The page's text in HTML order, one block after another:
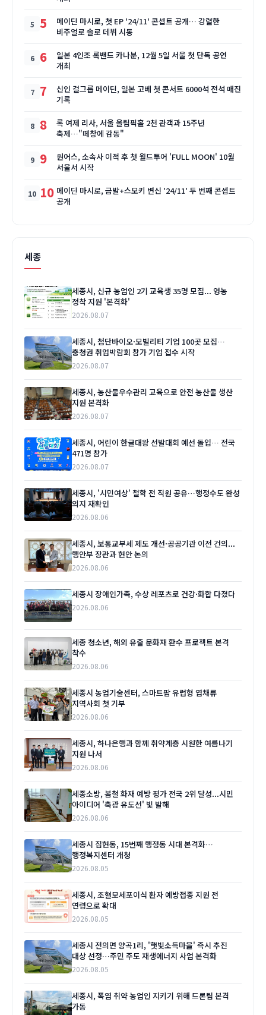
5
메이딘 마시로, 첫 EP '24/11' 콘셉트 공개… 강렬한
비주얼로 솔로 데뷔 시동
6
일본 4인조 록밴드 카나분, 12월 5일 서울 첫 단독 공연
개최
7
신인 걸그룹 메이딘, 일본 고베 첫 콘서트 6000석 전석 매진
기록
8
록 여제 리사, 서울 올림픽홀 2천 관객과 15주년
축제…"떼창에 감동"
9
원어스, 소속사 이적 후 첫 월드투어 'FULL MOON' 10월
서울서 시작
10 메이딘 마시로, 금발+스모키 변신 '24/11' 두 번째 콘셉트
공개
세종
세종시, 신규 농업인 2기 교육생 35명 모집... 영농
정착 지원 '본격화'
2026.08.07
세종시, 첨단바이오·모빌리티 기업 100곳 모집…
충청권 취업박람회 참가 기업 접수 시작
2026.08.07
세종시, 농산물우수관리 교육으로 안전 농산물 생산
지원 본격화
2026.08.07
세종시, 어린이 한글대왕 선발대회 예선 돌입… 전국
471명 참가
2026.08.07
세종시, '시민여상' 철학 전 직원 공유…행정수도 완성
의지 재확인
2026.08.06
세종시, 보통교부세 제도 개선·공공기관 이전 건의...
행안부 장관과 현안 논의
2026.08.06
세종시 장애인가족, 수상 레포츠로 건강·화합 다졌다
2026.08.06
세종 청소년, 해외 유출 문화재 환수 프로젝트 본격
착수
2026.08.06
세종시 농업기술센터, 스마트팜 유럽형 엽채류
지역사회 첫 기부
2026.08.06
세종시, 하나은행과 함께 취약계층 시원한 여름나기
지원 나서
2026.08.06
세종소방, 봄철 화재 예방 평가 전국 2위 달성...시민
아이디어 '축광 유도선' 빛 발해
2026.08.06
세종시 집현동, 15번째 행정동 시대 본격화…
행정복지센터 개청
2026.08.05
세종시, 조혈모세포이식 환자 예방접종 지원 전
연령으로 확대
2026.08.05
세종시 전의면 양곡1리, '햇빛소득마을' 즉시 추진
대상 선정…주민 주도 재생에너지 사업 본격화
2026.08.05
세종시, 폭염 취약 농업인 지키기 위해 드론팀 본격
가동